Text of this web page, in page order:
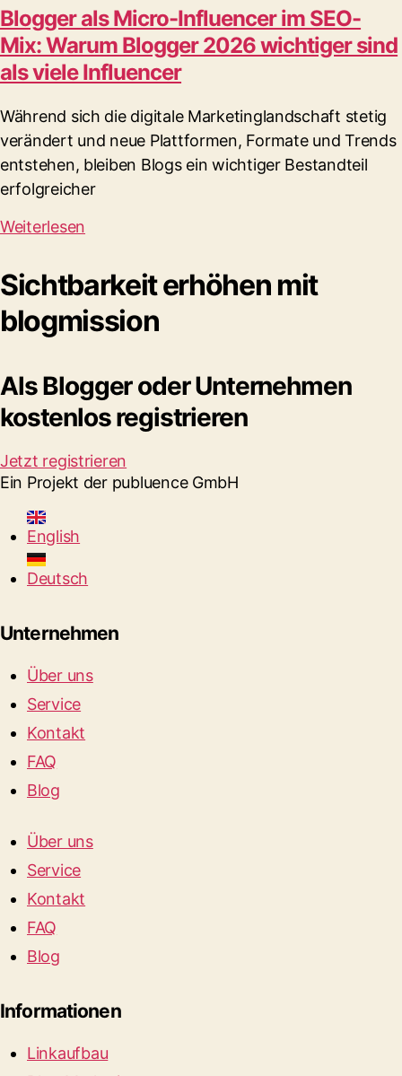
Blogger als Micro-Influencer im SEO-
Mix: Warum Blogger 2026 wichtiger sind
als viele Influencer
Während sich die digitale Marketinglandschaft stetig
verändert und neue Plattformen, Formate und Trends
entstehen, bleiben Blogs ein wichtiger Bestandteil
erfolgreicher
Weiterlesen
Sichtbarkeit erhöhen mit
blogmission
Als Blogger oder Unternehmen
kostenlos registrieren
Jetzt registrieren
Ein Projekt der publuence GmbH
English
Deutsch
Unternehmen
Über uns
Service
Kontakt
FAQ
Blog
Über uns
Service
Kontakt
FAQ
Blog
Informationen
Linkaufbau